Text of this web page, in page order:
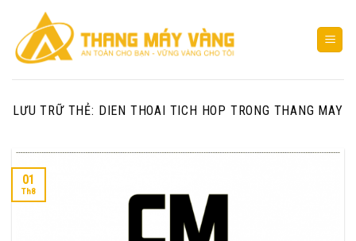
dung
LƯU TRỮ THẺ: DIEN THOAI TICH HOP TRONG THANG MAY
01
Th8